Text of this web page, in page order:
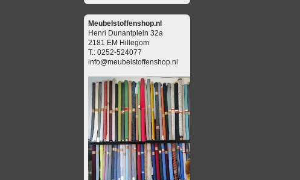
Meubelstoffenshop.nl
Henri Dunantplein 32a
2181 EM Hillegom
T.: 0252-524077
info@meubelstoffenshop.nl